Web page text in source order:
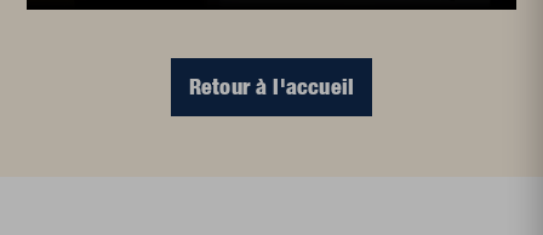
Retour à l'accueil